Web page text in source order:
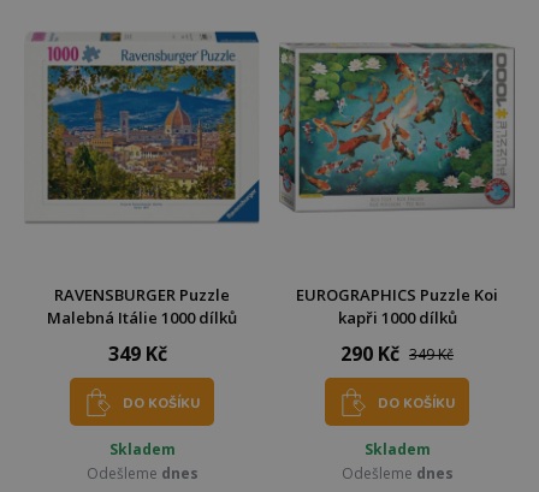
RAVENSBURGER Puzzle
Malebná Itálie 1000 dílků
349 Kč
DO KOŠÍKU
Skladem
Odešleme dnes
EUROGRAPHICS Puzzle Koi
kapři 1000 dílků
290 Kč 349 Kč
DO KOŠÍKU
Skladem
Odešleme dnes